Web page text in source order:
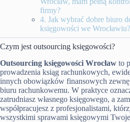
firmy?
4. Jak wybrać dobre biuro
księgowości we Wrocławiu?
Czym jest outsourcing księgowości?
Outsourcing księgowości Wrocław to
prowadzenia ksiąg rachunkowych,
innych obowiązków finansowych
biuru rachunkowemu. W praktyce
zatrudniasz własnego księgowego, a
współpracujesz z profesjonalistami,
wszystkimi sprawami księgowymi